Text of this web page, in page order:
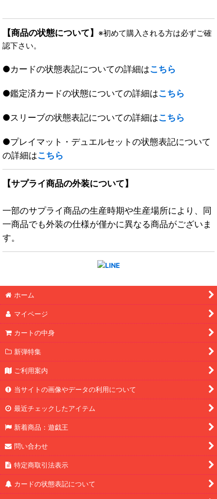
【商品の状態について】 ※初めて購入される方は必ずご確
認下さい。
●カードの状態表記についての詳細はこちら
●鑑定済カードの状態についての詳細はこちら
●スリーブの状態表記についての詳細はこちら
●プレイマット・デュエルセットの状態表記について
の詳細はこちら
【サプライ商品の外装について】
一部のサプライ商品の生産時期や生産場所により、同
一商品でも外装の仕様が僅かに異なる商品がございま
す。
ホーム
マイページ
カートの中身
新弾特集
ご利用案内
当サイトの画像やデータの利用について
最近チェックしたアイテム
新着商品：遊戯王
問い合わせ
特定商取引法表示
カードの状態表記について